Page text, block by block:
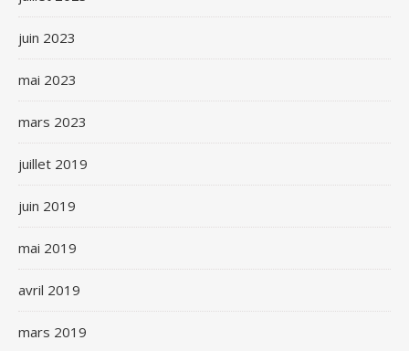
juin 2023
mai 2023
mars 2023
juillet 2019
juin 2019
mai 2019
avril 2019
mars 2019